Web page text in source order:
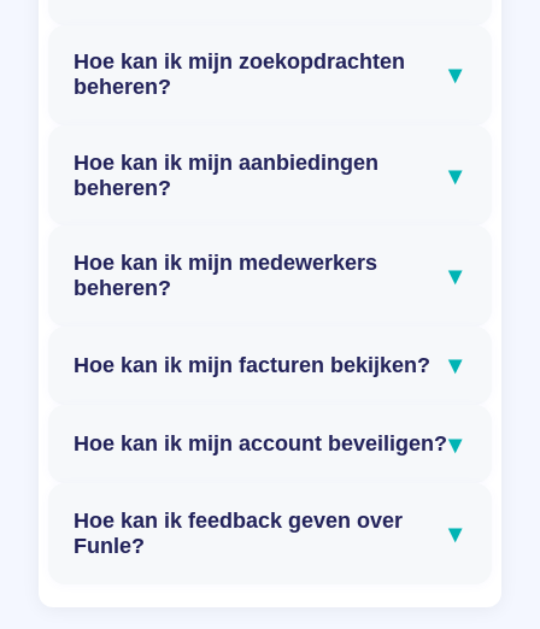
Hoe kan ik mijn zoekopdrachten
beheren?
▾
Hoe kan ik mijn aanbiedingen
beheren?
▾
Hoe kan ik mijn medewerkers
beheren?
▾
Hoe kan ik mijn facturen bekijken? ▾
Hoe kan ik mijn account beveiligen?▾
Hoe kan ik feedback geven over
Funle?
▾